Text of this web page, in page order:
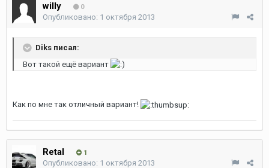
willy 0
Опубликовано: 1 октября 2013
Diks писал:
Вот такой ещё вариант
Как по мне так отличный вариант!
Retal 1
Опубликовано: 1 октября 2013